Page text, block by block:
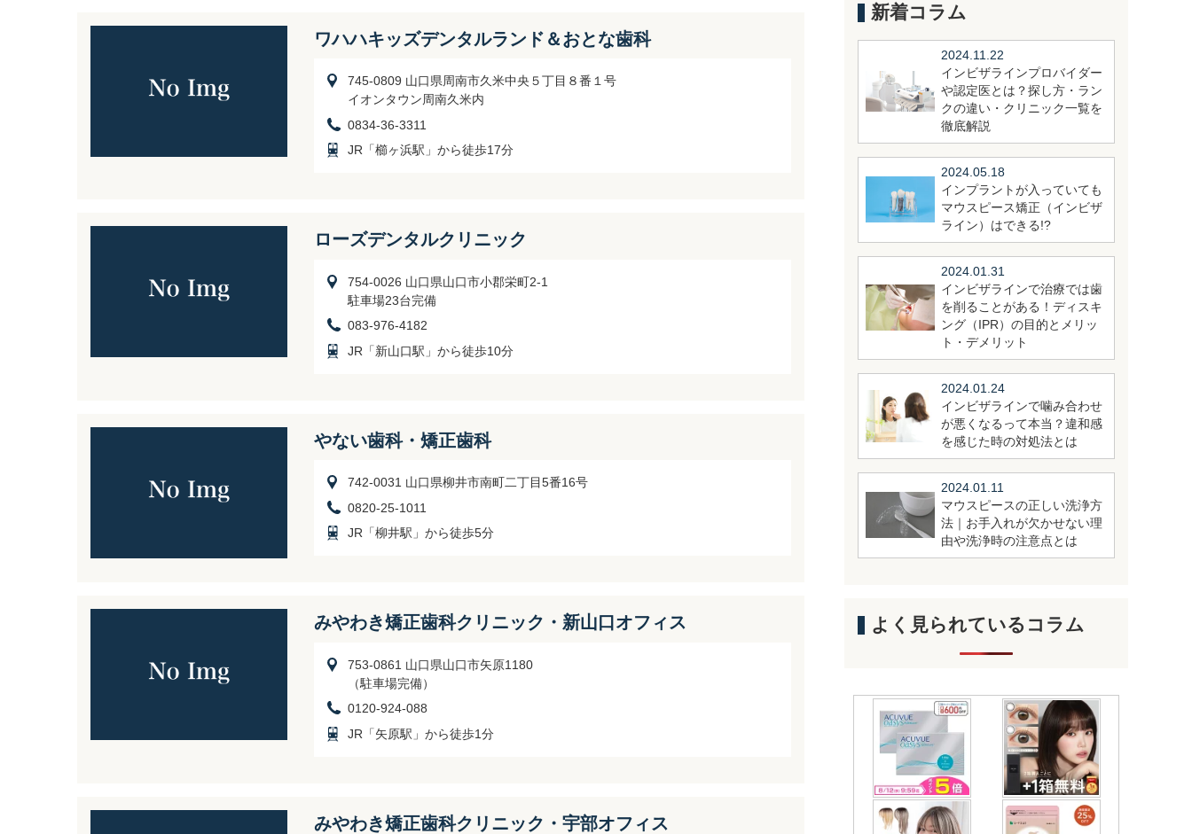
ワハハキッズデンタルランド＆おとな歯科
745-0809 山口県周南市久米中央５丁目８番１号
イオンタウン周南久米内
0834-36-3311
JR「櫛ヶ浜駅」から徒歩17分
ローズデンタルクリニック
754-0026 山口県山口市小郡栄町2-1
駐車場23台完備
083-976-4182
JR「新山口駅」から徒歩10分
やない歯科・矯正歯科
742-0031 山口県柳井市南町二丁目5番16号
0820-25-1011
JR「柳井駅」から徒歩5分
みやわき矯正歯科クリニック・新山口オフィス
753-0861 山口県山口市矢原1180
（駐車場完備）
0120-924-088
JR「矢原駅」から徒歩1分
みやわき矯正歯科クリニック・宇部オフィス
新着コラム
2024.11.22
インビザラインプロバイダー
や認定医とは？探し方・ラン
クの違い・クリニック一覧を
徹底解説
2024.05.18
インプラントが入っていても
マウスピース矯正（インビザ
ライン）はできる!?
2024.01.31
インビザラインで治療では歯
を削ることがある！ディスキ
ング（IPR）の目的とメリッ
ト・デメリット
2024.01.24
インビザラインで噛み合わせ
が悪くなるって本当？違和感
を感じた時の対処法とは
2024.01.11
マウスピースの正しい洗浄方
法｜お手入れが欠かせない理
由や洗浄時の注意点とは
よく見られているコラム